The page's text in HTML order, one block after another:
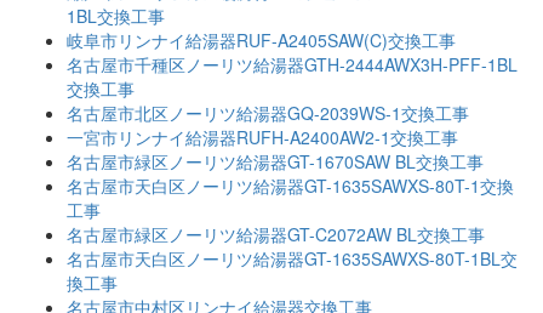
1BL交換工事
岐阜市リンナイ給湯器RUF-A2405SAW(C)交換工事
名古屋市千種区ノーリツ給湯器GTH-2444AWX3H-PFF-1BL
交換工事
名古屋市北区ノーリツ給湯器GQ-2039WS-1交換工事
一宮市リンナイ給湯器RUFH-A2400AW2-1交換工事
名古屋市緑区ノーリツ給湯器GT-1670SAW BL交換工事
名古屋市天白区ノーリツ給湯器GT-1635SAWXS-80T-1交換
工事
名古屋市緑区ノーリツ給湯器GT-C2072AW BL交換工事
名古屋市天白区ノーリツ給湯器GT-1635SAWXS-80T-1BL交
換工事
名古屋市中村区リンナイ給湯器交換工事